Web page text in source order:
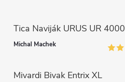
s
u
Tica Naviják URUS UR 4000
Michal Machek
Mivardi Bivak Entrix XL